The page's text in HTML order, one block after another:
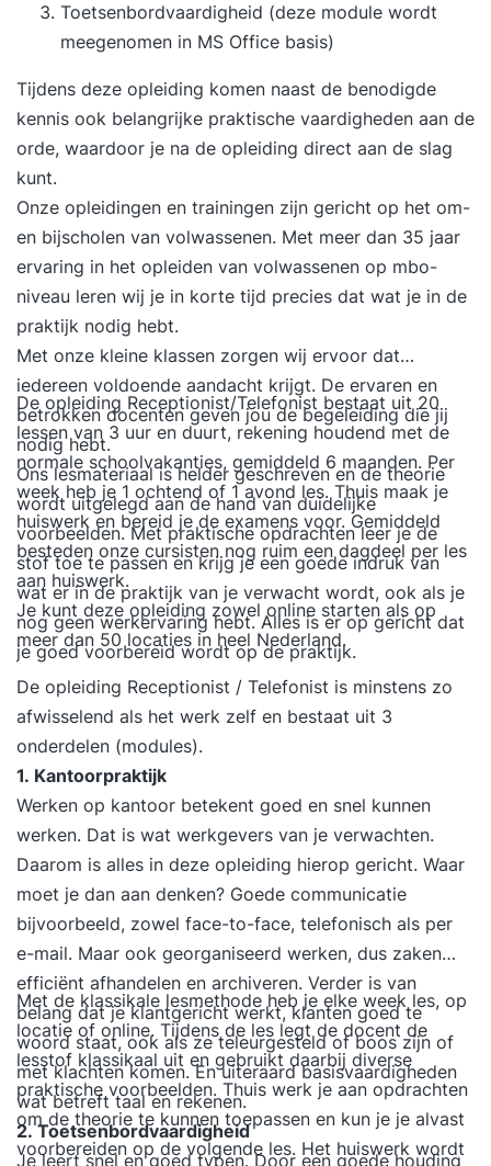
Toetsenbordvaardigheid (deze module wordt
meegenomen in MS Office basis)
Tijdens deze opleiding komen naast de benodigde
kennis ook belangrijke praktische vaardigheden aan de
orde, waardoor je na de opleiding direct aan de slag
kunt.
Onze opleidingen en trainingen zijn gericht op het om-
en bijscholen van volwassenen. Met meer dan 35 jaar
ervaring in het opleiden van volwassenen op mbo-
niveau leren wij je in korte tijd precies dat wat je in de
praktijk nodig hebt.
Met onze kleine klassen zorgen wij ervoor dat
iedereen voldoende aandacht krijgt. De ervaren en
betrokken docenten geven jou de begeleiding die jij
nodig hebt.
Ons lesmateriaal is helder geschreven en de theorie
wordt uitgelegd aan de hand van duidelijke
voorbeelden. Met praktische opdrachten leer je de
stof toe te passen en krijg je een goede indruk van
wat er in de praktijk van je verwacht wordt, ook als je
nog geen werkervaring hebt. Alles is er op gericht dat
je goed voorbereid wordt op de praktijk.
De opleiding Receptionist/Telefonist bestaat uit 20
lessen van 3 uur en duurt, rekening houdend met de
normale schoolvakanties, gemiddeld 6 maanden. Per
week heb je 1 ochtend of 1 avond les. Thuis maak je
huiswerk en bereid je de examens voor. Gemiddeld
besteden onze cursisten nog ruim een dagdeel per les
aan huiswerk.
Je kunt deze opleiding zowel online starten als op
meer dan 50 locaties in heel Nederland.
De opleiding Receptionist / Telefonist is minstens zo
afwisselend als het werk zelf en bestaat uit 3
onderdelen (modules).
1. Kantoorpraktijk
Werken op kantoor betekent goed en snel kunnen
werken. Dat is wat werkgevers van je verwachten.
Daarom is alles in deze opleiding hierop gericht. Waar
moet je dan aan denken? Goede communicatie
bijvoorbeeld, zowel face-to-face, telefonisch als per
e-mail. Maar ook georganiseerd werken, dus zaken
efficiënt afhandelen en archiveren. Verder is van
belang dat je klantgericht werkt, klanten goed te
woord staat, ook als ze teleurgesteld of boos zijn of
met klachten komen. En uiteraard basisvaardigheden
wat betreft taal en rekenen.
2. Toetsenbordvaardigheid
Je leert snel en goed typen. Door een goede houding
Met de klassikale lesmethode heb je elke week les, op
locatie of online. Tijdens de les legt de docent de
lesstof klassikaal uit en gebruikt daarbij diverse
praktische voorbeelden. Thuis werk je aan opdrachten
om de theorie te kunnen toepassen en kun je je alvast
voorbereiden op de volgende les. Het huiswerk wordt